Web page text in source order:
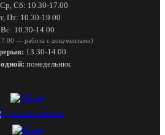
Сб: 10.30-17.00
Пт: 10.30-19.00
Вс: 10.30-14.00
— работа с документами)
13.30-14.00
понедельник